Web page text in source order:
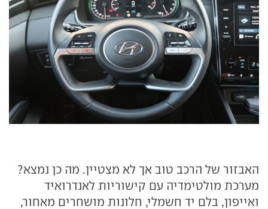
האבזור של הרכב טוב אך לא מצטיין. מה כן נמצא?
מערכת מולטימדיה עם קישוריות לאנדרואיד
ואייפון, בלם יד חשמלי, חלונות מושחרים מאחור,